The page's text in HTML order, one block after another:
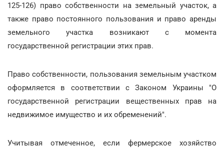
125-126) право собственности на земельный участок, а
также право постоянного пользования и право аренды
земельного участка возникают с момента
государственной регистрации этих прав.
Право собственности, пользования земельным участком
оформляется в соответствии с Законом Украины "О
государственной регистрации вещественных прав на
недвижимое имущество и их обременений".
Учитывая отмеченное, если фермерское хозяйство